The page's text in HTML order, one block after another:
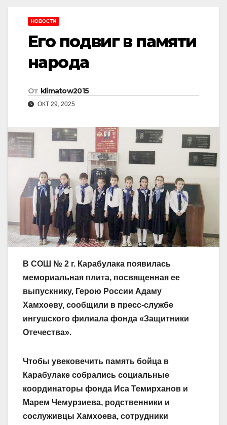
НОВОСТИ
Его подвиг в памяти
народа
От klimatow2015
ОКТ 29, 2025
В СОШ № 2 г. Карабулака появилась
мемориальная плита, посвященная ее
выпускнику, Герою России Адаму
Хамхоеву, сообщили в пресс-службе
ингушского филиала фонда «Защитники
Отечества».
Чтобы увековечить память бойца в
Карабулаке собрались социальные
координаторы фонда Иса Темирханов и
Марем Чемурзиева, родственники и
сослуживцы Хамхоева, сотрудники